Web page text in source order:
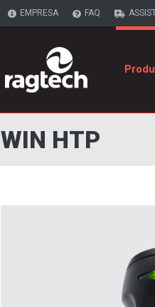
EMPRESA FAQ
WIN HTP